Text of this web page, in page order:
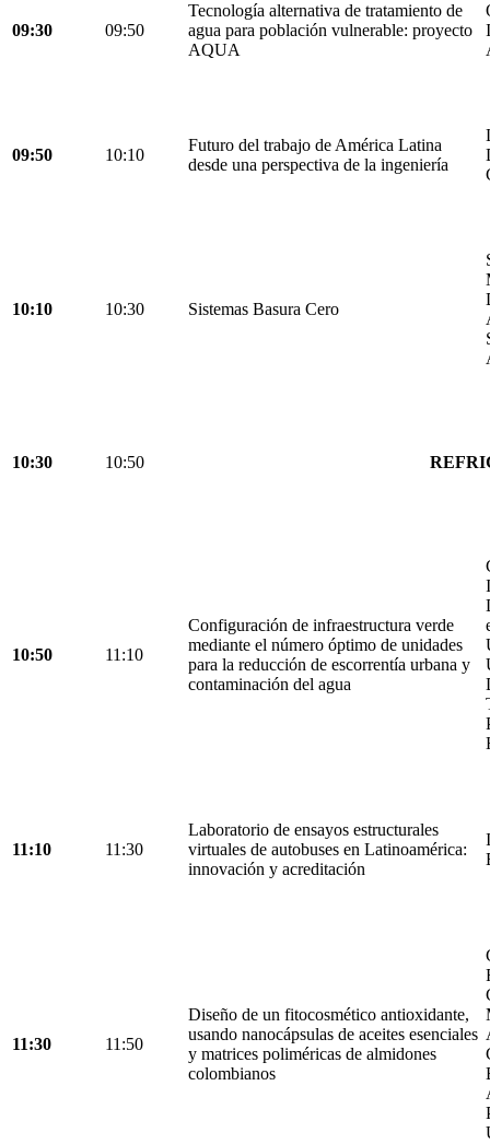
09:30 09:50
Tecnología alternativa de tratamiento de
agua para población vulnerable: proyecto
AQUA
09:50 10:10
Futuro del trabajo de América Latina
desde una perspectiva de la ingeniería
10:10 10:30 Sistemas Basura Cero
10:30 10:50
10:50 11:10
Configuración de infraestructura verde
mediante el número óptimo de unidades
para la reducción de escorrentía urbana y
contaminación del agua
11:10 11:30
Laboratorio de ensayos estructurales
virtuales de autobuses en Latinoamérica:
innovación y acreditación
11:30 11:50
Diseño de un fitocosmético antioxidante,
usando nanocápsulas de aceites esenciales
y matrices poliméricas de almidones
colombianos